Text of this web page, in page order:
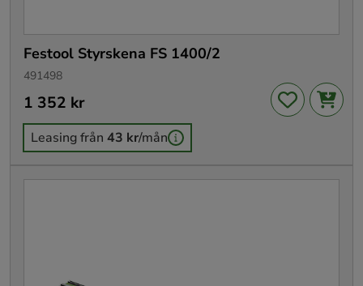
Festool Styrskena FS 1400/2
491498
Pris:1 352 kr
1 352 kr
Leasing från 43 kr/mån